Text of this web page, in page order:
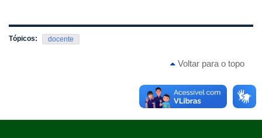
Tópicos: docente
Voltar para o topo